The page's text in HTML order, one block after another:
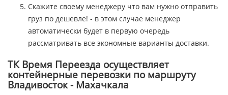
Скажите своему менеджеру что вам нужно отправить
груз по дешевле! - в этом случае менеджер
автоматически будет в первую очередь
рассматривать все экономные варианты доставки.
ТК Время Переезда осуществляет
контейнерные перевозки по маршруту
Владивосток - Махачкала